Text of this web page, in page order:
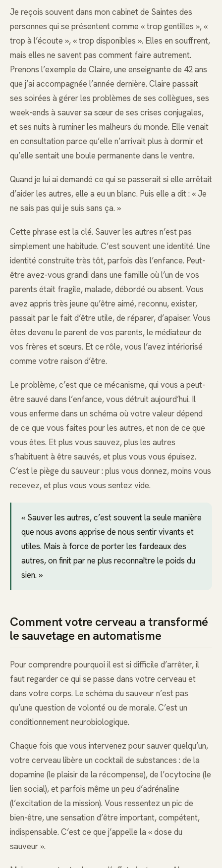
Je reçois souvent dans mon cabinet de Saintes des
personnes qui se présentent comme « trop gentilles », «
trop à l’écoute », « trop disponibles ». Elles en souffrent,
mais elles ne savent pas comment faire autrement.
Prenons l’exemple de Claire, une enseignante de 42 ans
que j’ai accompagnée l’année dernière. Claire passait
ses soirées à gérer les problèmes de ses collègues, ses
week-ends à sauver sa sœur de ses crises conjugales,
et ses nuits à ruminer les malheurs du monde. Elle venait
en consultation parce qu’elle n’arrivait plus à dormir et
qu’elle sentait une boule permanente dans le ventre.
Quand je lui ai demandé ce qui se passerait si elle arrêtait
d’aider les autres, elle a eu un blanc. Puis elle a dit : « Je
ne sais pas qui je suis sans ça. »
Cette phrase est la clé. Sauver les autres n’est pas
simplement une habitude. C’est souvent une identité. Une
identité construite très tôt, parfois dès l’enfance. Peut-
être avez-vous grandi dans une famille où l’un de vos
parents était fragile, malade, débordé ou absent. Vous
avez appris très jeune qu’être aimé, reconnu, exister,
passait par le fait d’être utile, de réparer, d’apaiser. Vous
êtes devenu le parent de vos parents, le médiateur de
vos frères et sœurs. Et ce rôle, vous l’avez intériorisé
comme votre raison d’être.
Le problème, c’est que ce mécanisme, qui vous a peut-
être sauvé dans l’enfance, vous détruit aujourd’hui. Il
vous enferme dans un schéma où votre valeur dépend
de ce que vous faites pour les autres, et non de ce que
vous êtes. Et plus vous sauvez, plus les autres
s’habituent à être sauvés, et plus vous vous épuisez.
C’est le piège du sauveur : plus vous donnez, moins vous
recevez, et plus vous vous sentez vide.
« Sauver les autres, c’est souvent la seule manière
que nous avons apprise de nous sentir vivants et
utiles. Mais à force de porter les fardeaux des
autres, on finit par ne plus reconnaître le poids du
sien. »
Comment votre cerveau a transformé
le sauvetage en automatisme
Pour comprendre pourquoi il est si difficile d’arrêter, il
faut regarder ce qui se passe dans votre cerveau et
dans votre corps. Le schéma du sauveur n’est pas
qu’une question de volonté ou de morale. C’est un
conditionnement neurobiologique.
Chaque fois que vous intervenez pour sauver quelqu’un,
votre cerveau libère un cocktail de substances : de la
dopamine (le plaisir de la récompense), de l’ocytocine (le
lien social), et parfois même un peu d’adrénaline
(l’excitation de la mission). Vous ressentez un pic de
bien-être, une sensation d’être important, compétent,
indispensable. C’est ce que j’appelle la « dose du
sauveur ».